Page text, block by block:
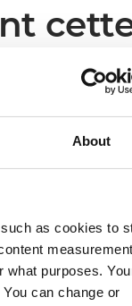
About
as cookies to
what purposes.
can change or
génère la
03